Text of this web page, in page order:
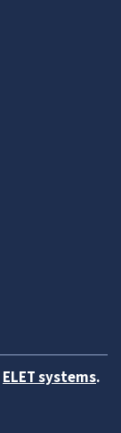
ELET systems.